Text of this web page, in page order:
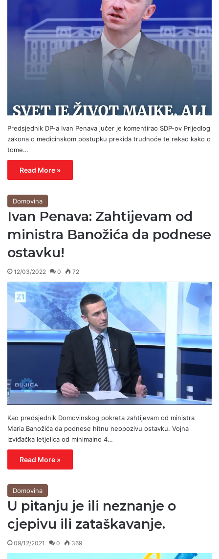
Predsjednik DP-a Ivan Penava jučer je komentirao SDP-ov Prijedlog
zakona o medicinskom postupku prekida trudnoće te rekao kako o
tome…
Read More »
Domovina
Ivan Penava: Zahtijevam od
ministra Banožića da podnese
ostavku!
12/03/2022 0 72
Kao predsjednik Domovinskog pokreta zahtijevam od ministra
Maria Banožića da podnese hitnu neopozivu ostavku. Vojna
izviđačka letjelica od minimalno 4…
Read More »
Domovina
U pitanju je ili neznanje o
cjepivu ili zataškavanje.
09/12/2021 0 369